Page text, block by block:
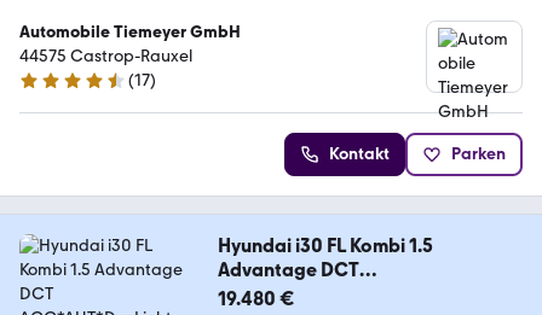
Automobile Tiemeyer GmbH
44575 Castrop-Rauxel
4.6 Sterne
(17)
Kontakt Parken
Hyundai i30 FL Kombi 1.5
Advantage DCT
ACC*AUT*DynLicht
19.480 €